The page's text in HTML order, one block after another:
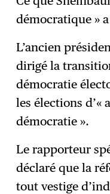
démocratique »
L’ancien
dirigé la
démocratie
les élections d’«
démocratie ».
Le rapporteur
déclaré que la
tout vestige